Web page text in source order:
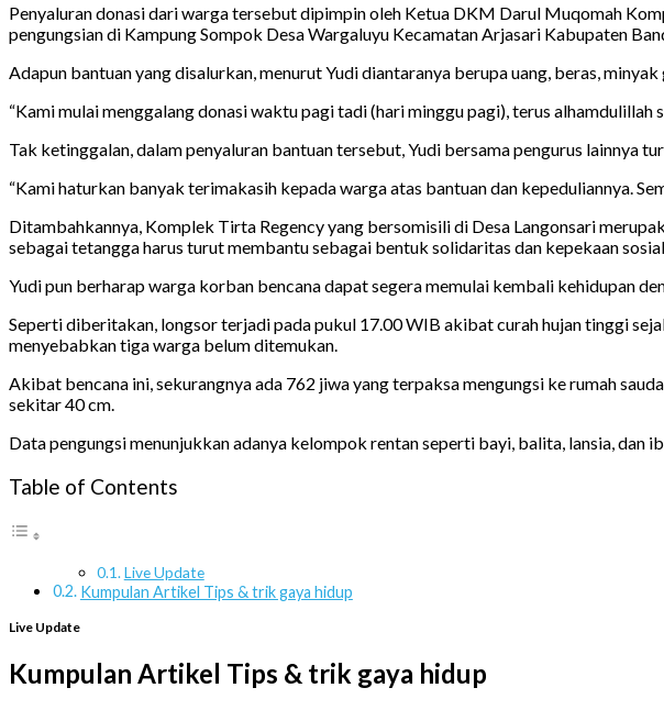
Penyaluran donasi dari warga tersebut dipimpin oleh Ketua DKM Darul Muqomah
pengungsian di Kampung Sompok Desa Wargaluyu Kecamatan Arjasari Kabupaten
Adapun bantuan yang disalurkan, menurut Yudi diantaranya berupa uang, beras,
“Kami mulai menggalang donasi waktu pagi tadi (hari minggu pagi), terus
Tak ketinggalan, dalam penyaluran bantuan tersebut, Yudi bersama pengurus lainnya
“Kami haturkan banyak terimakasih kepada warga atas bantuan dan kepeduliannya.
Ditambahkannya, Komplek Tirta Regency yang bersomisili di Desa Langonsari
sebagai tetangga harus turut membantu sebagai bentuk solidaritas dan kepekaan
Yudi pun berharap warga korban bencana dapat segera memulai kembali kehidupan
Seperti diberitakan, longsor terjadi pada pukul 17.00 WIB akibat curah hujan tinggi
menyebabkan tiga warga belum ditemukan.
Akibat bencana ini, sekurangnya ada 762 jiwa yang terpaksa mengungsi ke rumah
sekitar 40 cm.
Data pengungsi menunjukkan adanya kelompok rentan seperti bayi, balita, lansia, dan
Table of Contents
Live Update
Kumpulan Artikel Tips & trik gaya hidup
Live Update
Kumpulan Artikel Tips & trik gaya hidup